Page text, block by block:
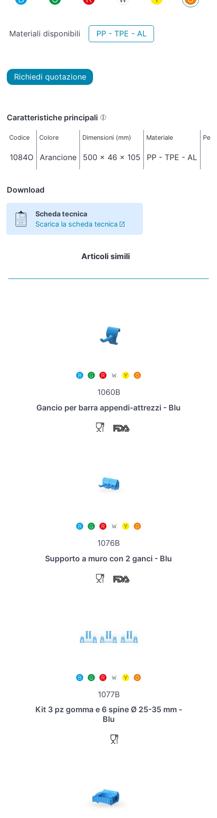
Materiali disponibili PP - TPE - AL
Richiedi quotazione
Caratteristiche principali
Codice Colore Dimensioni (mm) Materiale
1084O Arancione 500 x 46 x 105 PP - TPE - AL
Download
Scheda tecnica
Scarica la scheda tecnica
Articoli simili
1060B
Gancio per barra appendi-attrezzi - Blu
1076B
Supporto a muro con 2 ganci - Blu
1077B
Kit 3 pz gomma e 6 spine Ø 25-35 mm -
Blu